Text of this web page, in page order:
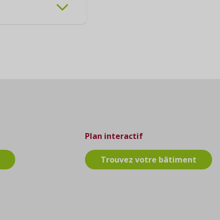
Plan interactif
Trouvez votre bâtiment